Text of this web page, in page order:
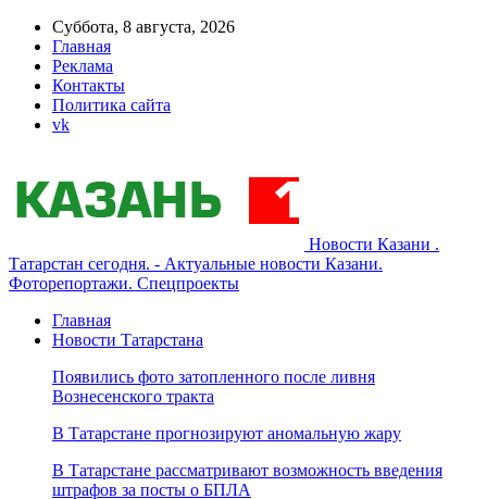
Суббота, 8 августа, 2026
Главная
Реклама
Контакты
Политика сайта
vk
Новости Казани .
Татарстан сегодня. - Актуальные новости Казани.
Фоторепортажи. Спецпроекты
Главная
Новости Татарстана
Появились фото затопленного после ливня
Вознесенского тракта
В Татарстане прогнозируют аномальную жару
В Татарстане рассматривают возможность введения
штрафов за посты о БПЛА